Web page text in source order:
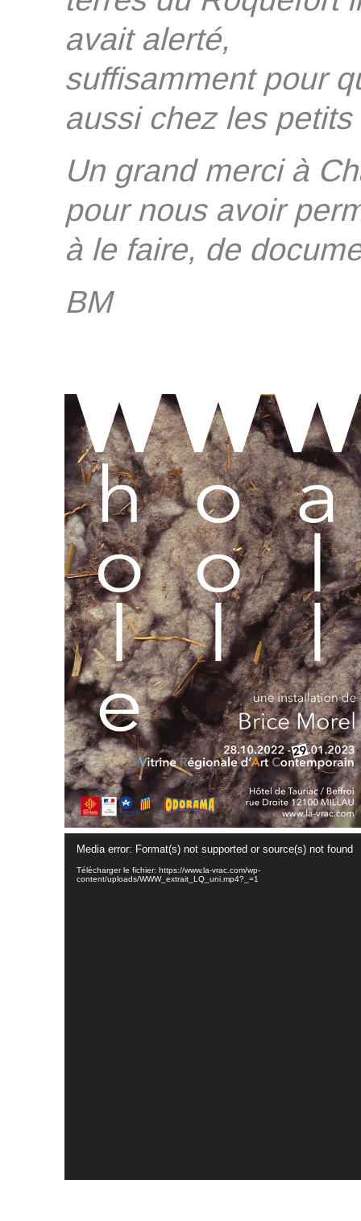
avait alerté,
suffisamment pour
aussi chez les
Un grand merci à
pour nous avoir
à le faire, de
BM
Media error: Format(s) not supported or source(s) not found
Télécharger le fichier: https://www.la-vrac.com/wp-
content/uploads/WWW_extrait_LQ_uni.mp4?_=1